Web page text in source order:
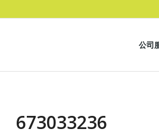
公司
673033236